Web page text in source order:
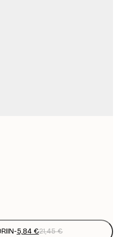
-5,84 €21,45 €